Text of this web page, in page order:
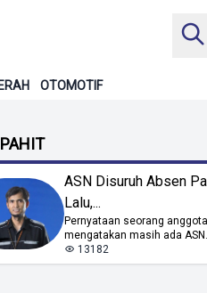
OTOMOTIF
ASN Disuruh Absen
Lalu,...
Pernyataan seorang
mengatakan masih ada
13182